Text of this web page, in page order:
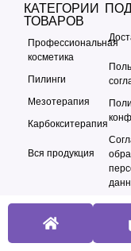
КАТЕГОРИИ
ТОВАРОВ
Профессиональная
косметика
Пилинги
Мезотерапия
Карбокситерапия
Вся продукция